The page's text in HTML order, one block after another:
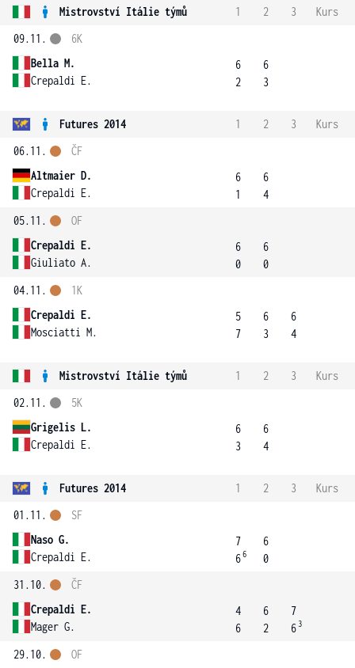
Mistrovství Itálie týmů 1 2 3
Kurs
09.11.
Bella M.
Crepaldi E.
6K
6
2
6
3
Futures 2014 1 2 3
Kurs
06.11.
Altmaier D.
Crepaldi E.
ČF
6
1
6
4
05.11.
Crepaldi E.
Giuliato A.
OF
6
0
6
0
04.11.
Crepaldi E.
Mosciatti M.
1K
5
7
6
3
6
4
Mistrovství Itálie týmů 1 2 3
Kurs
02.11.
Grigelis L.
Crepaldi E.
5K
6
3
6
4
Futures 2014 1 2 3
Kurs
01.11.
Naso G.
Crepaldi E.
SF
7
66
6
0
31.10.
Crepaldi E.
Mager G.
ČF
4
6
6
2
7
6 3
29.10. OF